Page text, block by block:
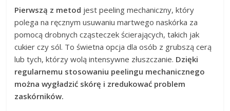
Pierwszą z metod jest peeling mechaniczny, który
polega na ręcznym usuwaniu martwego naskórka za
pomocą drobnych cząsteczek ścierających, takich jak
cukier czy sól. To świetna opcja dla osób z grubszą cerą
lub tych, którzy wolą intensywne złuszczanie. Dzięki
regularnemu stosowaniu peelingu mechanicznego
można wygładzić skórę i zredukować problem
zaskórników.